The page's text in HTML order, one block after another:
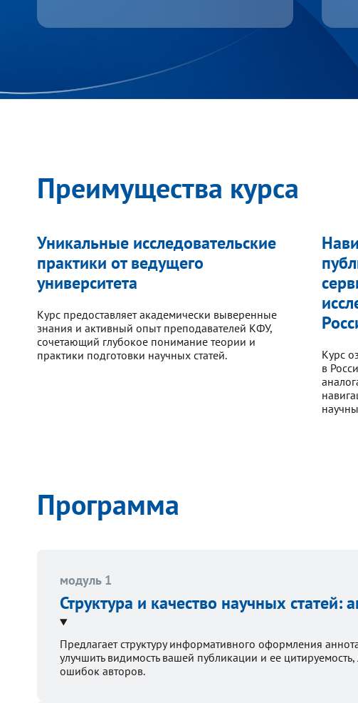
Преимущества курса
Уникальные исследовательские
практики от ведущего
университета
Курс предоставляет академически выверенные
знания и активный опыт преподавателей КФУ,
сочетающий глубокое понимание теории и
практики подготовки научных статей.
Курс
в
Программа
модуль 1
Структура и качество научных
Предлагает структуру информативного оформления
улучшить видимость вашей публикации и ее
ошибок авторов.